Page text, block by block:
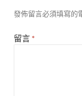
發佈留言必須填寫的
留言 *